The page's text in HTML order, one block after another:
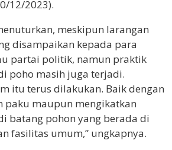
12/2023).
meskipun larangan
disampaikan kepada para
partai politik, namun praktik
poho masih juga terjadi.
itu terus dilakukan. Baik dengan
paku maupun mengikatkan
batang pohon yang berada di
fasilitas umum,” ungkapnya.